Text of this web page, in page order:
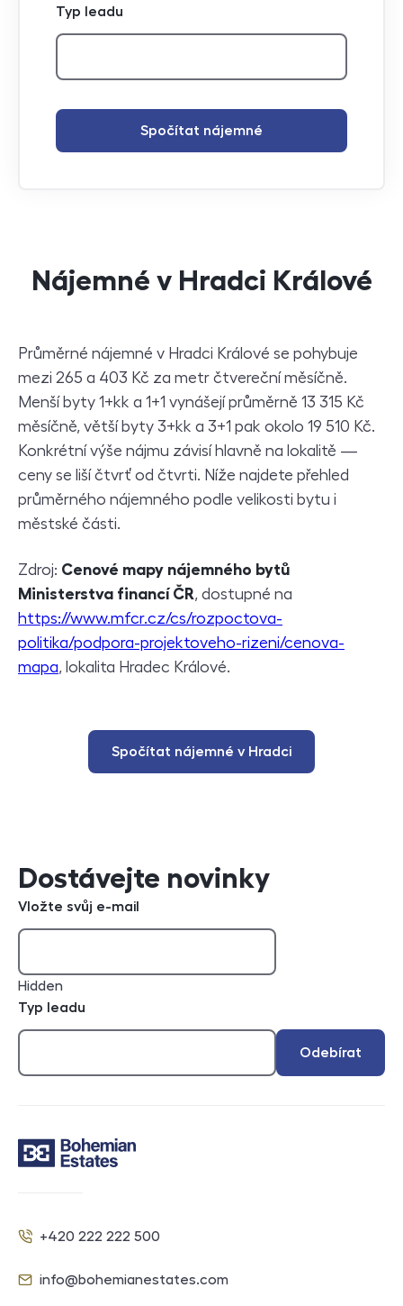
Typ leadu
Spočítat nájemné
Nájemné v Hradci Králové
Průměrné nájemné v Hradci Králové se pohybuje
mezi 265 a 403 Kč za metr čtvereční měsíčně.
Menší byty 1+kk a 1+1 vynášejí průměrně 13 315 Kč
měsíčně, větší byty 3+kk a 3+1 pak okolo 19 510 Kč.
Konkrétní výše nájmu závisí hlavně na lokalitě —
ceny se liší čtvrť od čtvrti. Níže najdete přehled
průměrného nájemného podle velikosti bytu i
městské části.
Zdroj: Cenové mapy nájemného bytů
Ministerstva financí ČR, dostupné na
https://www.mfcr.cz/cs/rozpoctova-
politika/podpora-projektoveho-rizeni/cenova-
mapa, lokalita Hradec Králové.
Spočítat nájemné v Hradci
Dostávejte novinky
Vložte svůj e-mail
Hidden
Typ leadu
Odebírat
Telefon
+420 222 222 500
E-mail
info@bohemianestates.com